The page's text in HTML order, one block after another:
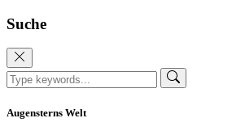
Suche
Augensterns Welt